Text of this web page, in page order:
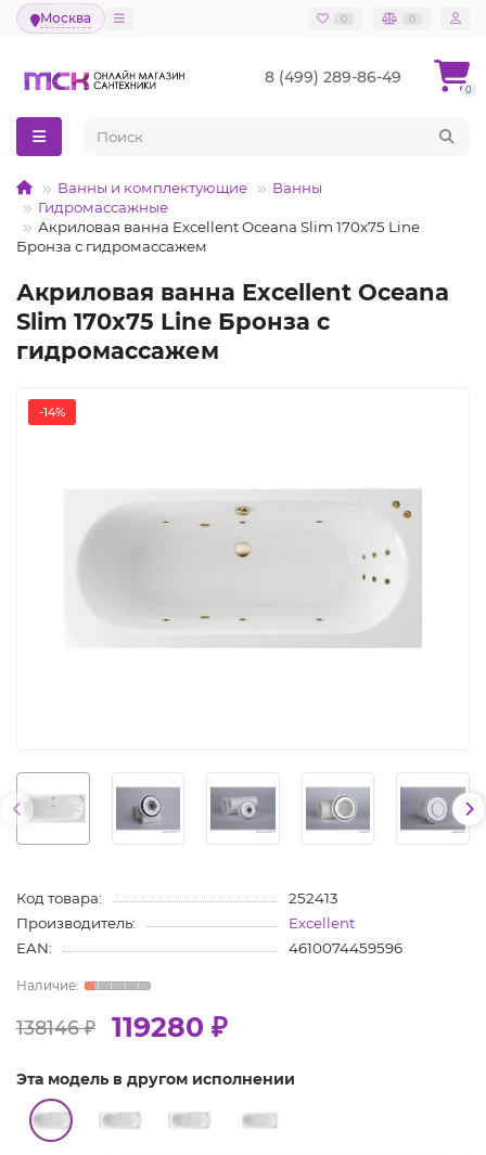
Москва 0 0
8 (499) 289-86-49
0
Ванны и комплектующие
Ванны
Гидромассажные
Акриловая ванна Excellent Oceana Slim 170x75 Line
Бронза с гидромассажем
Акриловая ванна Excellent Oceana
Slim 170x75 Line Бронза с
гидромассажем
-14%
Код товара:
252413
Производитель:
Excellent
EAN:
4610074459596
138146 ₽ 119280 ₽
Эта модель в другом исполнении